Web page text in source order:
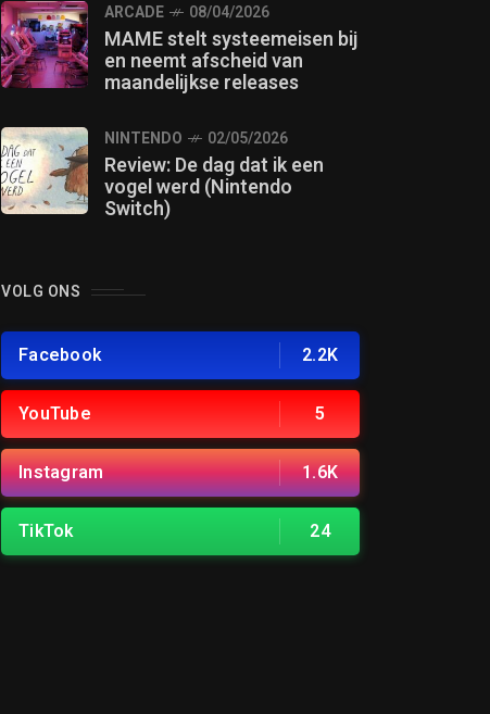
ARCADE 08/04/2026
MAME stelt systeemeisen bij
en neemt afscheid van
maandelijkse releases
NINTENDO 02/05/2026
Review: De dag dat ik een
vogel werd (Nintendo
Switch)
VOLG ONS
Facebook 2.2K
YouTube 5
Instagram 1.6K
TikTok 24